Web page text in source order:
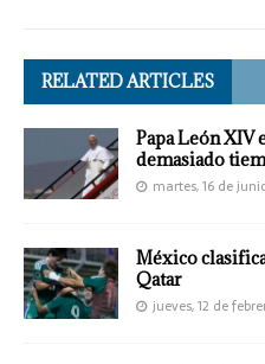
RELATED ARTICLES
Papa León XIV
demasiado
martes, 16 de
México
Qatar
jueves, 12 de